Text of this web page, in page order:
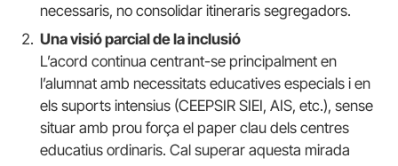
necessaris, no consolidar itineraris segregadors.
Una visió parcial de la inclusió
L’acord continua centrant-se principalment en
l’alumnat amb necessitats educatives especials i en
els suports intensius (CEEPSIR SIEI, AIS, etc.), sense
situar amb prou força el paper clau dels centres
educatius ordinaris. Cal superar aquesta mirada